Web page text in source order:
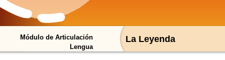
Módulo de Articulación
Lengua
La Leyenda